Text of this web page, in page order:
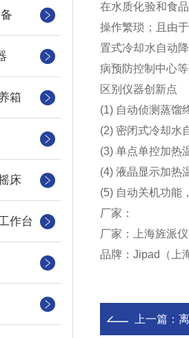
箱
床
作台
在水质化验和食
操作繁琐；且由
置式冷却水自动
病预防控制中心
区别仪器创新点
(1) 自动侦测蒸馏
(2) 密闭式冷却水
(3) 单点单控加热
(4) 液晶显示加热
(5) 自动关机功能
厂家：
厂家：上海旌派
品牌：Jipad（上
上一篇：